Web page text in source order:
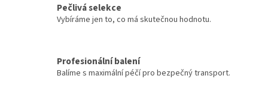
Pečlivá selekce
Vybíráme jen to, co má skutečnou hodnotu.
Profesionální balení
Balíme s maximální péčí pro bezpečný transport.